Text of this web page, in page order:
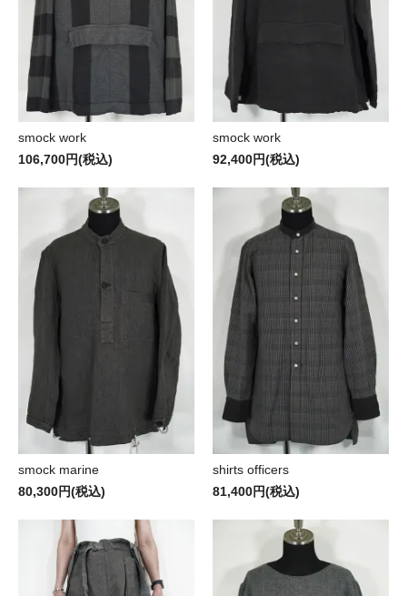
smock work
106,700円(税込)
smock work
92,400円(税込)
smock marine
80,300円(税込)
shirts officers
81,400円(税込)